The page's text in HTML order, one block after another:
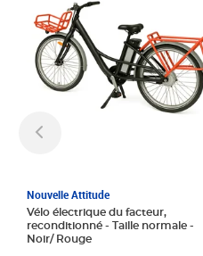
Nouvelle Attitude
Vélo électrique du facteur,
reconditionné - Taille normale -
Noir/ Rouge